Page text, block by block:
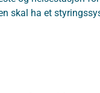
skal ha et